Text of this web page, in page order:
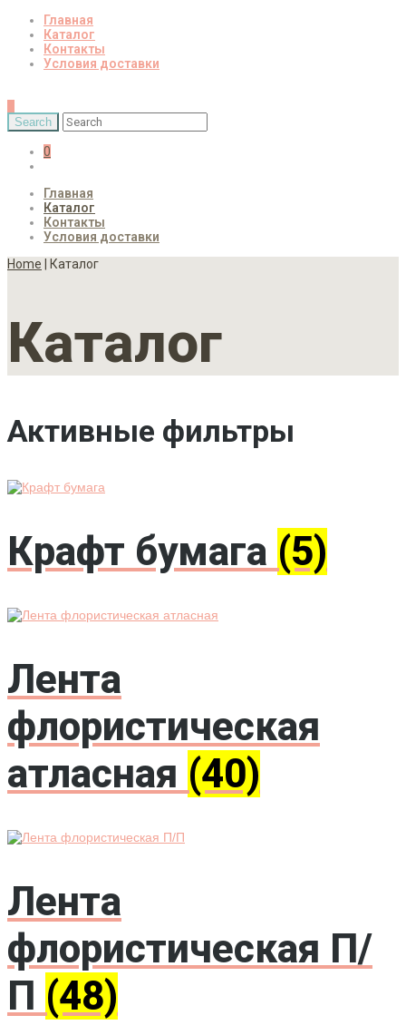
Главная
Каталог
Контакты
Условия доставки
0
Главная
Каталог
Контакты
Условия доставки
Home | Каталог
Каталог
Активные фильтры
Крафт бумага (5)
Лента
флористическая
атласная (40)
Лента
флористическая П/
П (48)